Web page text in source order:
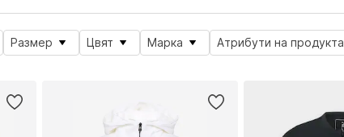
Размер Цвят Марка Атрибути на продукта